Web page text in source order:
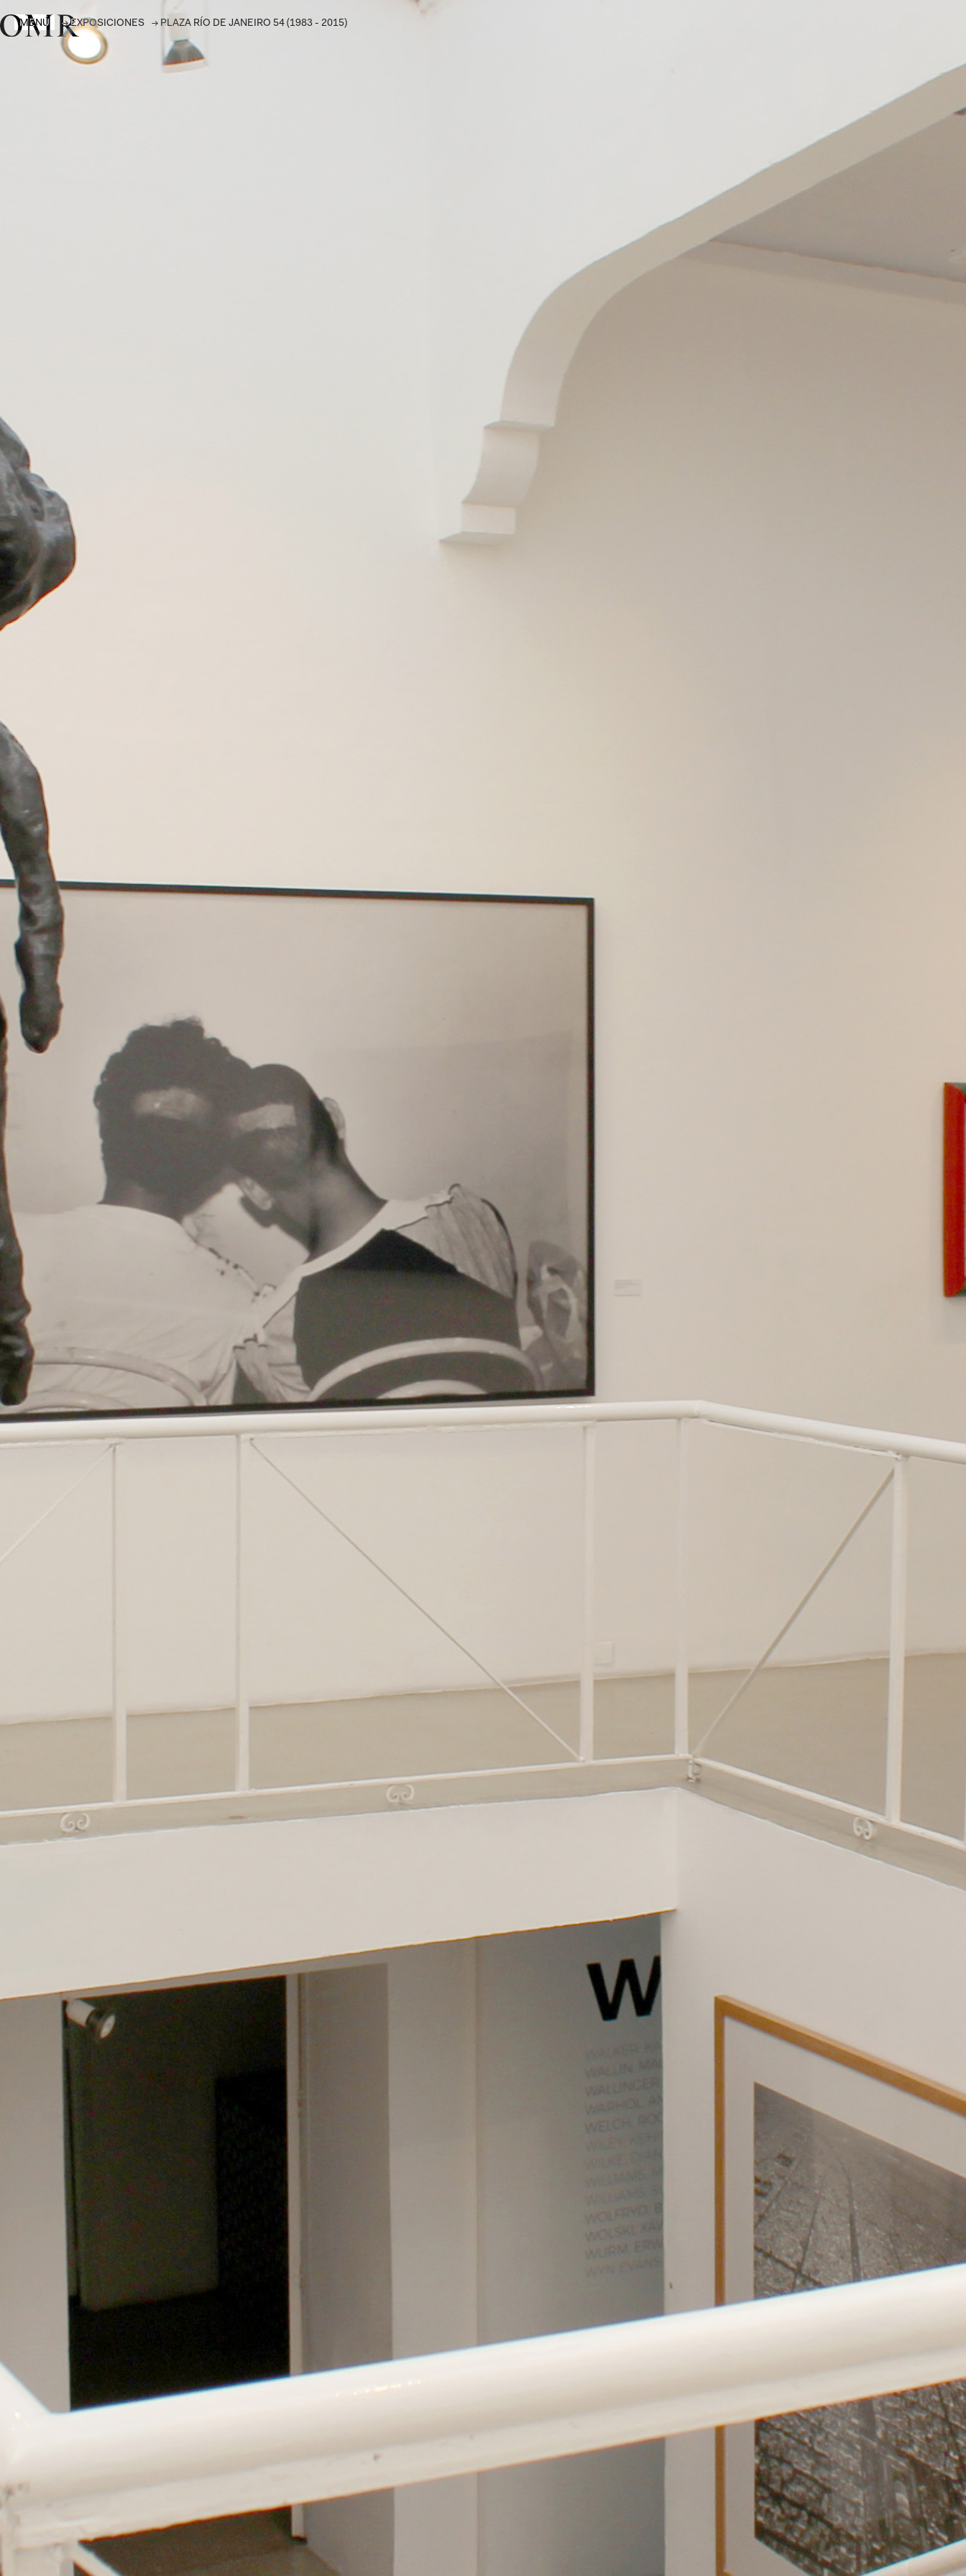
MENÚ →EXPOSICIONES → PLAZA RÍO DE JANEIRO 54 (1983 - 2015)